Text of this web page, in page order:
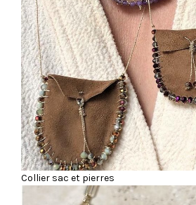
Collier sac et pierres